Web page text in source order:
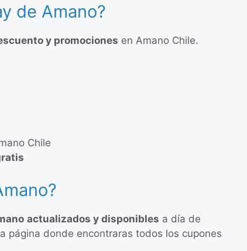
de Amano?
y promociones en Amano Chile.
Chile
actualizados y disponibles a día de
página donde encontraras todos los cupones